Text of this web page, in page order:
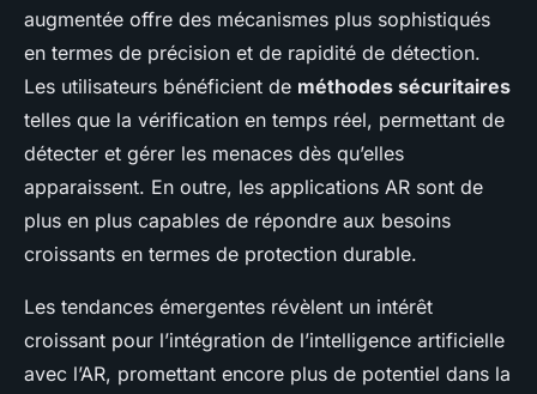
augmentée offre des mécanismes plus sophistiqués
en termes de précision et de rapidité de détection.
Les utilisateurs bénéficient de méthodes sécuritaires
telles que la vérification en temps réel, permettant de
détecter et gérer les menaces dès qu’elles
apparaissent. En outre, les applications AR sont de
plus en plus capables de répondre aux besoins
croissants en termes de protection durable.
Les tendances émergentes révèlent un intérêt
croissant pour l’intégration de l’intelligence artificielle
avec l’AR, promettant encore plus de potentiel dans la